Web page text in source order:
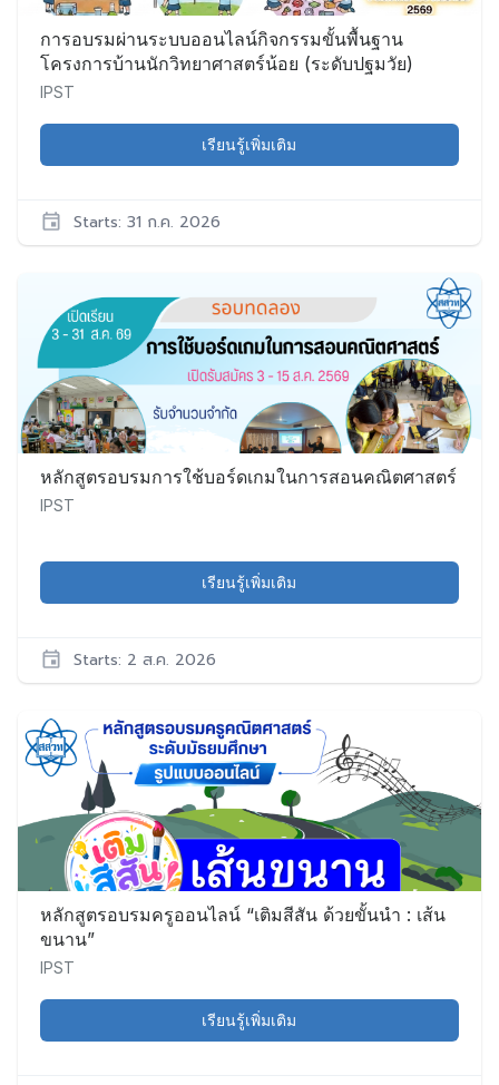
การอบรมผ่านระบบออนไลน์กิจกรรมขั้นพื้นฐาน
โครงการบ้านนักวิทยาศาสตร์น้อย (ระดับปฐมวัย)
IPST
เรียนรู้เพิ่มเติม
Starts: 31 ก.ค. 2026
LSH001
เริ่ม:
31
ก.ค.
2026
หลักสูตรอบรมการใช้บอร์ดเกมในการสอนคณิตศาสตร์
IPST
เรียนรู้เพิ่มเติม
Starts: 2 ส.ค. 2026
Math022
เริ่ม:
2
ส.ค.
2026
หลักสูตรอบรมครูออนไลน์ “เติมสีสัน ด้วยขั้นนำ : เส้น
ขนาน”
IPST
เรียนรู้เพิ่มเติม